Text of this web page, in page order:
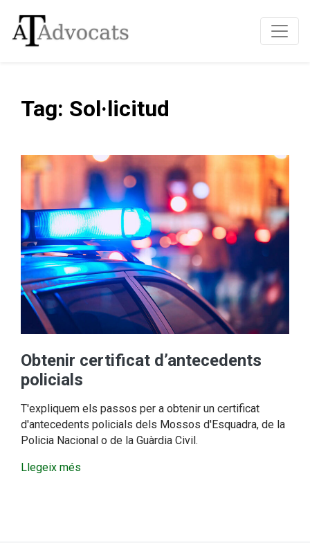
Tag: Sol·licitud
Obtenir certificat d’antecedents
policials
T'expliquem els passos per a obtenir un certificat
d'antecedents policials dels Mossos d'Esquadra, de la
Policia Nacional o de la Guàrdia Civil.
Llegeix més